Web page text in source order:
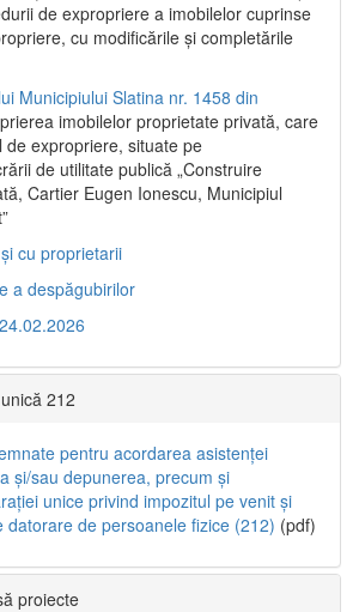
de expropriere a imobilelor cuprinse
cu modificările şi completările
Municipiului Slatina nr. 1458 din
imobilelor proprietate privată, care
de expropriere, situate pe
de utilitate publică „Construire
Cartier Eugen Ionescu, Municipiul
cu proprietarii
a despăgubirilor
212
pentru acordarea asistenței
și/sau depunerea, precum și
unice privind impozitul pe venit și
datorare de persoanele fizice (212) (pdf)
proiecte